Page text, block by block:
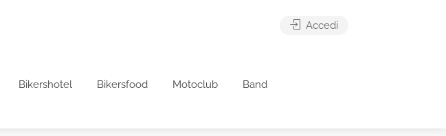
Bikershotel Bikersfood Motoclub Band
Accedi